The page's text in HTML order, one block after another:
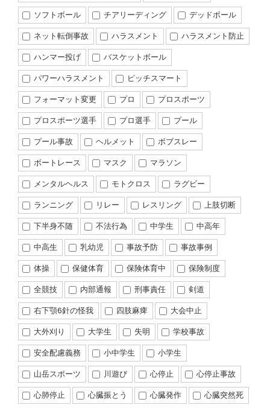
ソフトボール
チアリーディング
デッドボール
ネット転倒事故
ハラスメント
ハラスメント防止
ハンマー投げ
バスケットボール
パワーハラスメント
ピッチスマート
フォーマット変更
プロ
プロスポーツ
プロスポーツ選手
プロ選手
プール
プール事故
ヘルメット
ボブスレー
ボートレース
マスク
マラソン
メンタルヘルス
モトクロス
ラグビー
ランニング
リレー レスリング
上肢切断
下半身不随
不法行為 中学生
中高年
中高生
乳幼児 事故予防
事故事例
体操
保健体育 保険体育中
保険制度
全競技
内部通報 刑事責任
剣道
右下顎6針の怪我
四肢麻痺
大会中止
大外刈り
大学生 失明
学校事故
安全配慮義務
小中学生
小学生
山岳スポーツ
川遊び 心停止
心停止事故
心肺停止
心臓振とう 心臓発作 心臓突然死